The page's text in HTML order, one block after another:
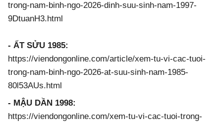
trong-nam-binh-ngo-2026-dinh-suu-sinh-nam-1997-
9DtuanH3.html
- ẤT SỬU 1985:
https://viendongonline.com/article/xem-tu-vi-cac-tuoi-
trong-nam-binh-ngo-2026-at-suu-sinh-nam-1985-
80l53AUs.html
- MẬU DẦN 1998:
https://viendongonline.com/xem-tu-vi-cac-tuoi-trong-